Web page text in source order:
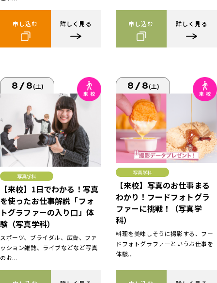
申し込む 詳しく見る 申し込む 詳しく見る
8/8(土)
写真学科
【来校】1日でわかる！写真
を使ったお仕事解説「フォ
トグラファーの入り口」体
験（写真学科）
スポーツ、ブライダル、広告、ファ
ッション雑誌、ライブなどなど写真
のお...
8/8(土)
写真学科
【来校】写真のお仕事まる
わかり！フードフォトグラ
ファーに挑戦！（写真学
科）
料理を美味しそうに撮影する、フー
ドフォトグラファーというお仕事を
体験...